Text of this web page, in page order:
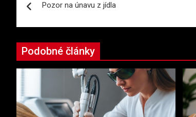
pro
Pozor na únavu z jídla
Podobné články